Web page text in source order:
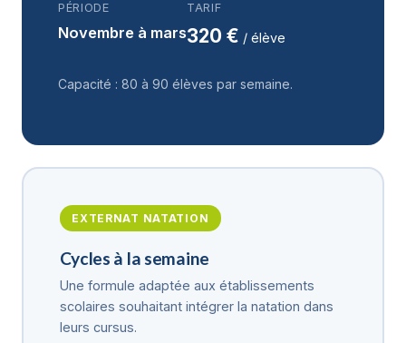
PÉRIODE
Novembre à mars
TARIF
320 € / élève
Capacité : 80 à 90 élèves par semaine.
EXTERNAT NATATION
Cycles à la semaine
Une formule adaptée aux établissements
scolaires souhaitant intégrer la natation dans
leurs cursus.